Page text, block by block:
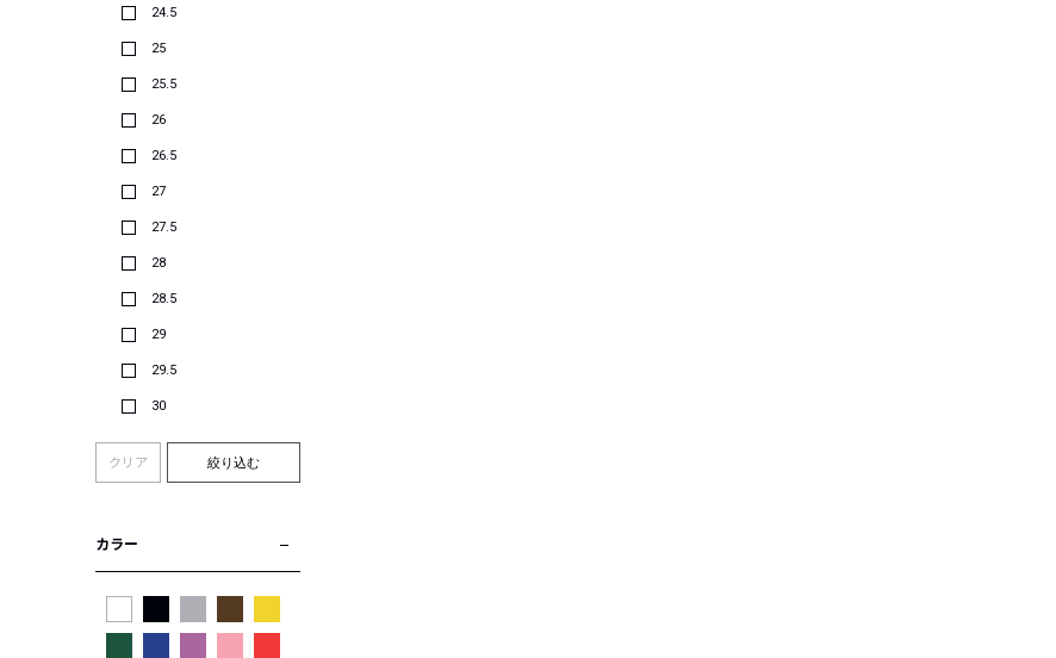
24.5
25
25.5
26
26.5
27
27.5
28
28.5
29
29.5
30
クリア 絞り込む
カラー